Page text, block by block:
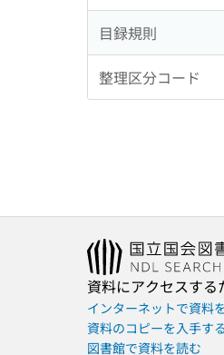
目録規則
整理区分コード
資料にアクセスする
インターネットで資料
資料のコピーを入手する
図書館で資料を読む